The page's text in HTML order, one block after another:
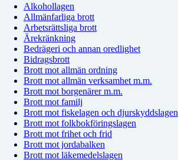
Alkohollagen
Allmänfarliga brott
Arbetsrättsliga brott
Ärekränkning
Bedrägeri och annan oredlighet
Bidragsbrott
Brott mot allmän ordning
Brott mot allmän verksamhet m.m.
Brott mot borgenärer m.m.
Brott mot familj
Brott mot fiskelagen och djurskyddslagen
Brott mot folkbokföringslagen
Brott mot frihet och frid
Brott mot jordabalken
Brott mot läkemedelslagen